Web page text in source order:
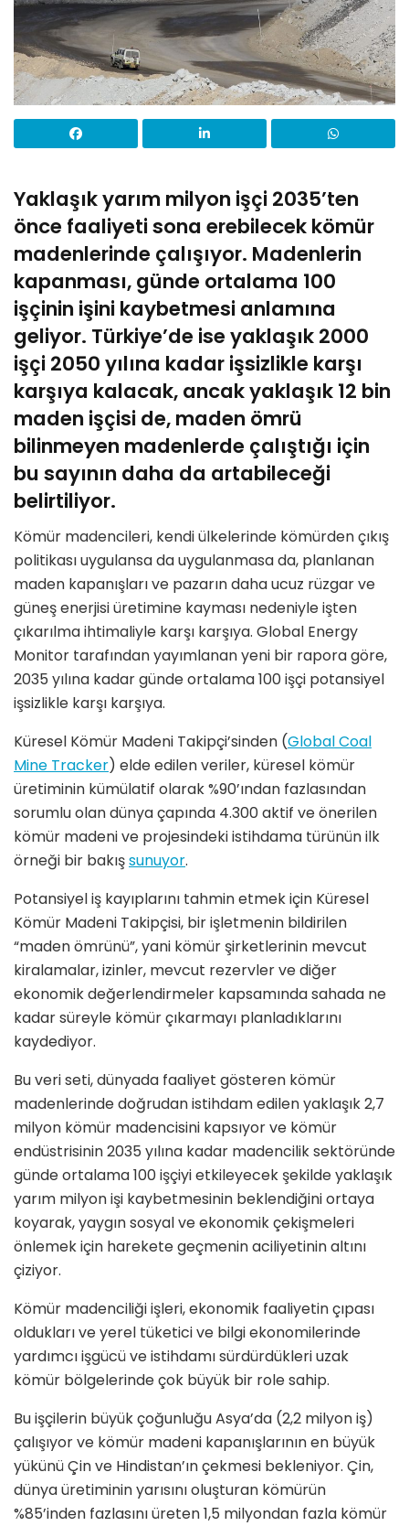
Yaklaşık yarım milyon işçi 2035’ten
önce faaliyeti sona erebilecek kömür
madenlerinde çalışıyor. Madenlerin
kapanması, günde ortalama 100
işçinin işini kaybetmesi anlamına
geliyor. Türkiye’de ise yaklaşık 2000
işçi 2050 yılına kadar işsizlikle karşı
karşıya kalacak, ancak yaklaşık 12 bin
maden işçisi de, maden ömrü
bilinmeyen madenlerde çalıştığı için
bu sayının daha da artabileceği
belirtiliyor.
Kömür madencileri, kendi ülkelerinde kömürden çıkış
politikası uygulansa da uygulanmasa da, planlanan
maden kapanışları ve pazarın daha ucuz rüzgar ve
güneş enerjisi üretimine kayması nedeniyle işten
çıkarılma ihtimaliyle karşı karşıya. Global Energy
Monitor tarafından yayımlanan yeni bir rapora göre,
2035 yılına kadar günde ortalama 100 işçi potansiyel
işsizlikle karşı karşıya.
Küresel Kömür Madeni Takipçi’sinden (Global Coal
Mine Tracker) elde edilen veriler, küresel kömür
üretiminin kümülatif olarak %90’ından fazlasından
sorumlu olan dünya çapında 4.300 aktif ve önerilen
kömür madeni ve projesindeki istihdama türünün ilk
örneği bir bakışsunuyor.
Potansiyel iş kayıplarını tahmin etmek için Küresel
Kömür Madeni Takipçisi, bir işletmenin bildirilen
“maden ömrünü”, yani kömür şirketlerinin mevcut
kiralamalar, izinler, mevcut rezervler ve diğer
ekonomik değerlendirmeler kapsamında sahada ne
kadar süreyle kömür çıkarmayı planladıklarını
kaydediyor.
Bu veri seti, dünyada faaliyet gösteren kömür
madenlerinde doğrudan istihdam edilen yaklaşık 2,7
milyon kömür madencisini kapsıyor ve kömür
endüstrisinin 2035 yılına kadar madencilik sektöründe
günde ortalama 100 işçiyi etkileyecek şekilde yaklaşık
yarım milyon işi kaybetmesinin beklendiğini ortaya
koyarak, yaygın sosyal ve ekonomik çekişmeleri
önlemek için harekete geçmenin aciliyetinin altını
çiziyor.
Kömür madenciliği işleri, ekonomik faaliyetin çıpası
oldukları ve yerel tüketici ve bilgi ekonomilerinde
yardımcı işgücü ve istihdamı sürdürdükleri uzak
kömür bölgelerinde çok büyük bir role sahip.
Bu işçilerin büyük çoğunluğu Asya’da (2,2 milyon iş)
çalışıyor ve kömür madeni kapanışlarının en büyük
yükünü Çin ve Hindistan’ın çekmesi bekleniyor. Çin,
dünya üretiminin yarısını oluşturan kömürün
%85’inden fazlasını üreten 1,5 milyondan fazla kömür